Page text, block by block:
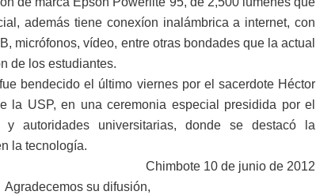
además tiene conexíon inalámbrica a internet, con
micrófonos, vídeo, entre otras bondades que la actual
de los estudiantes.
bendecido el último viernes por el sacerdote Héctor
la USP, en una ceremonia especial presidida por el
autoridades universitarias, donde se destacó la
la tecnología.
Chimbote 10 de junio de 2012
Agradecemos su difusión,